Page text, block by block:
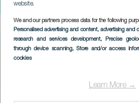
website.
We and our partners process data for the following
Personalised advertising and content, advertising and
research and services development, Precise
through device scanning, Store and/or access
cookies
Learn More →
Jazz y Más
Imagen
Listado